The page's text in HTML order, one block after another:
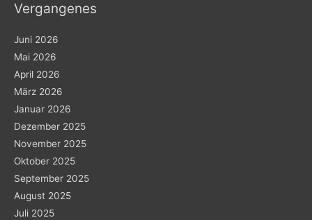
Vergangenes
Juni 2026
Mai 2026
April 2026
März 2026
Januar 2026
Dezember 2025
November 2025
Oktober 2025
September 2025
August 2025
Juli 2025